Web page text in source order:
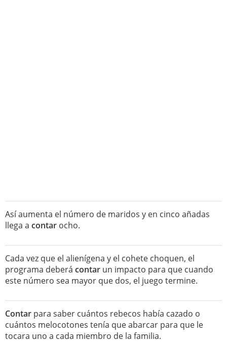
Así aumenta el número de maridos y en cinco añadas
llega a contar ocho.
Cada vez que el alienígena y el cohete choquen, el
programa deberá contar un impacto para que cuando
este número sea mayor que dos, el juego termine.
Contar para saber cuántos rebecos había cazado o
cuántos melocotones tenía que abarcar para que le
tocara uno a cada miembro de la familia.